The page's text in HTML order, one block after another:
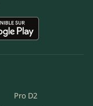
Pro D2